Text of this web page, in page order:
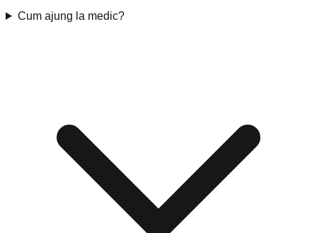
Cum ajung la medic?